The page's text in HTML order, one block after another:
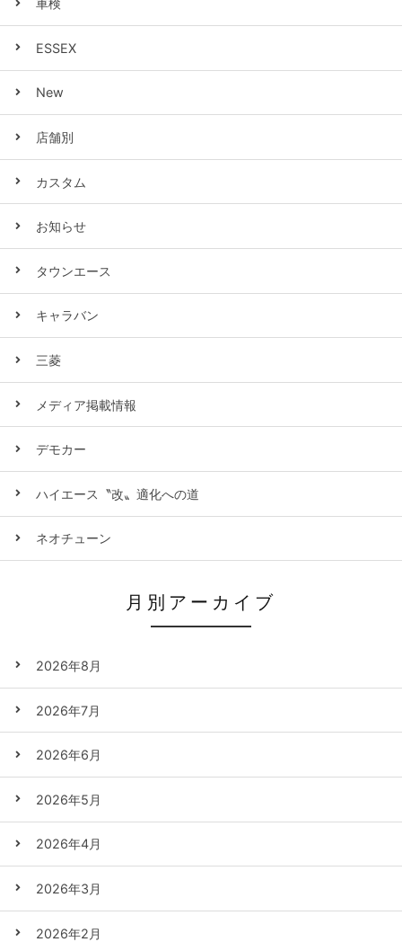
車検
ESSEX
New
店舗別
カスタム
お知らせ
タウンエース
キャラバン
三菱
メディア掲載情報
デモカー
ハイエース〝改〟適化への道
ネオチューン
月別アーカイブ
2026年8月
2026年7月
2026年6月
2026年5月
2026年4月
2026年3月
2026年2月